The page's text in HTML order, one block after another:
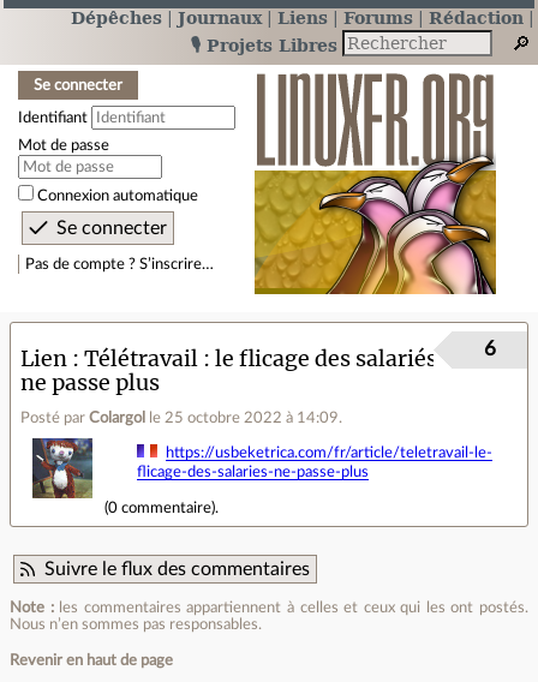
Dépêches Journaux Liens Forums
Rédaction
🎙️ Projets Libres
Se connecter
Identifiant
Mot de passe
Connexion automatique
Pas de compte ? S’inscrire…
Lien
Télétravail : le flicage des salariés
ne passe plus
Posté par Colargol le 25 octobre 2022 à 14:09.
6
https://usbeketrica.com/fr/article/teletravail-le-
flicage-des-salaries-ne-passe-plus
(0 commentaire).
Suivre le flux des commentaires
Note :les commentaires appartiennent à celles et ceux qui les ont postés.
Nous n’en sommes pas responsables.
Revenir en haut de page